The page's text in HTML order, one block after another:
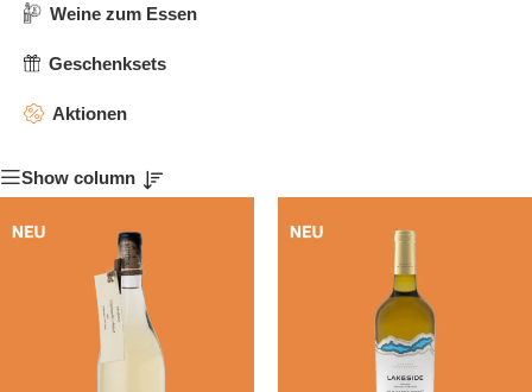
Weine zum Essen
Geschenksets
Aktionen
Show column